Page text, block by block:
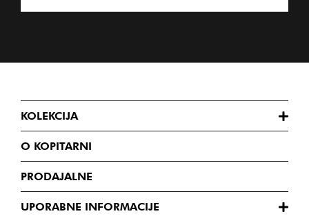
KOLEKCIJA
O KOPITARNI
PRODAJALNE
UPORABNE INFORMACIJE